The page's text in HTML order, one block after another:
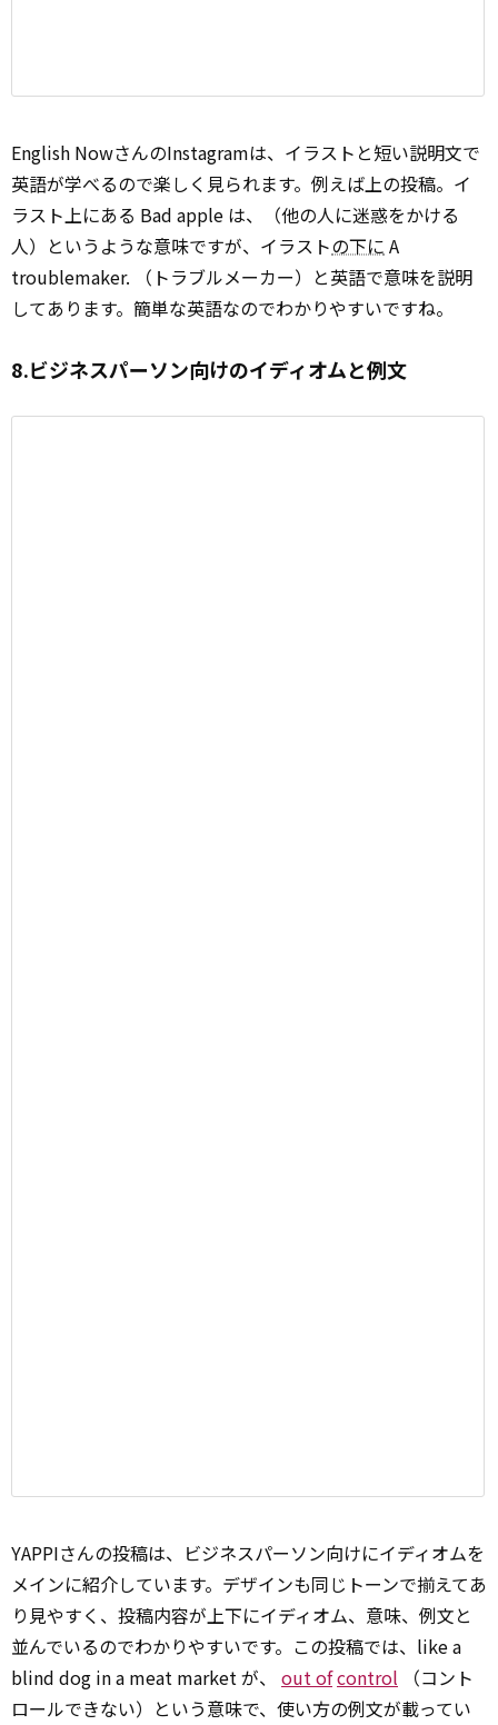
English NowさんのInstagramは、イラストと短い説明文で
英語が学べるので楽しく見られます。例えば上の投稿。イ
ラスト上にある Bad apple は、（他の人に迷惑をかける
人）というような意味ですが、イラストの下に A
troublemaker. （トラブルメーカー）と英語で意味を説明
してあります。簡単な英語なのでわかりやすいですね。
8.ビジネスパーソン向けのイディオムと例文
YAPPIさんの投稿は、ビジネスパーソン向けにイディオムを
メインに紹介しています。デザインも同じトーンで揃えてあ
り見やすく、投稿内容が上下にイディオム、意味、例文と
並んでいるのでわかりやすいです。この投稿では、like a
blind dog in a meat market が、 out ofcontrol （コント
ロールできない）という意味で、使い方の例文が載ってい